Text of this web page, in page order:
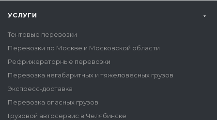
УСЛУГИ
Тентовые перевозки
Перевозки по Москве и Московской области
Рефрижераторные перевозки
Перевозка негабаритных и тяжеловесных грузов
Экспресс-доставка
Перевозка опасных грузов
Грузовой автосервис в Челябинске